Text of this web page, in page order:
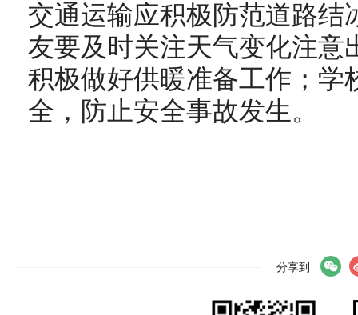
交通运输应积极防范道路结
友要及时关注天气变化注意
积极做好供暖准备工作；学
全，防止安全事故发生。
分享到